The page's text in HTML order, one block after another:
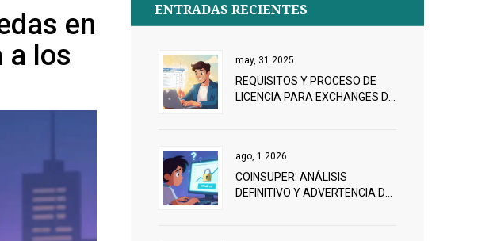
en
a los
ENTRADAS RECIENTES
may, 31 2025
REQUISITOS Y PROCESO DE
LICENCIA PARA EXCHANGES DE
ago, 1 2026
COINSUPER: ANÁLISIS
DEFINITIVO Y ADVERTENCIA DE